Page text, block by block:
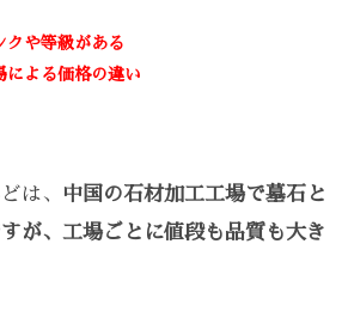
クや等級がある
による価格の違い
は、
中国の石材加工工場で墓石と
が、工場ごとに値段も品質も大き